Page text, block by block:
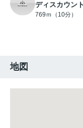
ディスカウン
769ｍ（10分）
地図